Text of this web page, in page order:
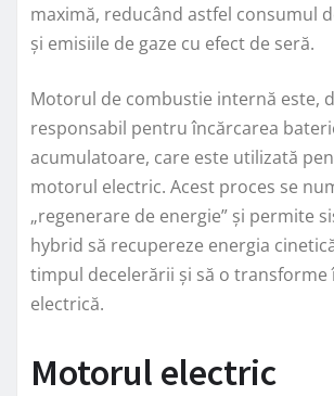
maximă, reducând astfel consumul
și emisiile de gaze cu efect de seră.
Motorul de combustie internă este,
responsabil pentru încărcarea
acumulatoare, care este utilizată
motorul electric. Acest proces se
„regenerare de energie” și permite
hybrid să recupereze energia
timpul decelerării și să o transforme
electrică.
Motorul electric